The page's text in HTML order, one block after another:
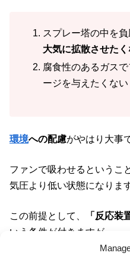
スプレー塔の中を
大気に拡散させた
腐食性のあるガス
ージを与えたくない
環境への配慮がやはり大事
ファンで吸わせるというこ
気圧より低い状態になります
この前提として、 「反応装
いう条件が付きますが。